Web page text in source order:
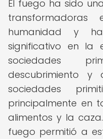
El fuego ha sido
humanidad y
significativo en la
sociedades
descubrimiento y
sociedades
principalmente en
alimentos y la
fuego permitió a